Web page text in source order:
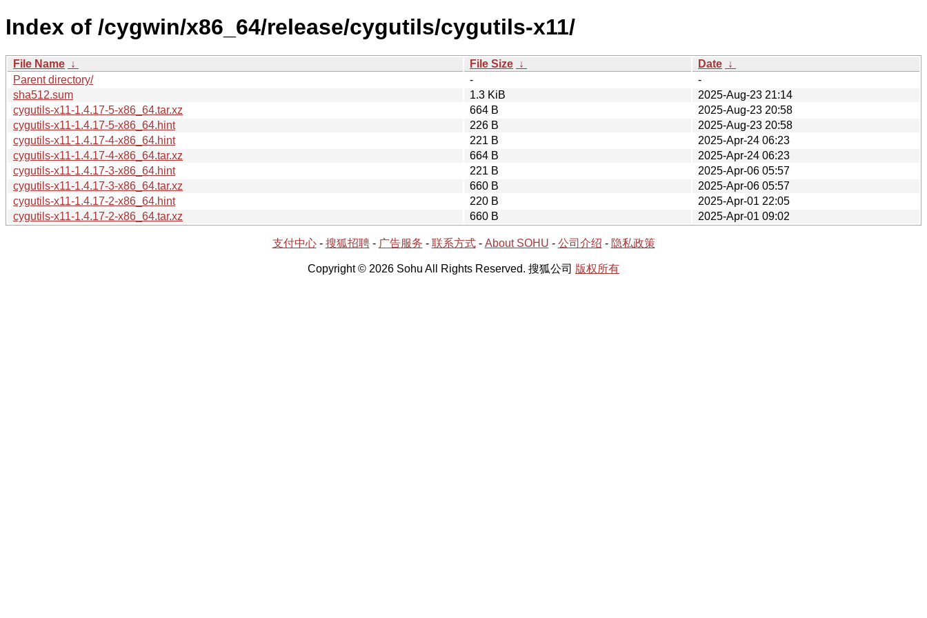
Index of /cygwin/x86_64/release/cygutils/cygutils-x11/
File Name ↓ File Size ↓ Date ↓
Parent directory/
-
-
sha512.sum
1.3 KiB
2025-Aug-23 21:14
cygutils-x11-1.4.17-5-x86_64.tar.xz
664 B
2025-Aug-23 20:58
cygutils-x11-1.4.17-5-x86_64.hint
226 B
2025-Aug-23 20:58
cygutils-x11-1.4.17-4-x86_64.hint
221 B
2025-Apr-24 06:23
cygutils-x11-1.4.17-4-x86_64.tar.xz
664 B
2025-Apr-24 06:23
cygutils-x11-1.4.17-3-x86_64.hint
221 B
2025-Apr-06 05:57
cygutils-x11-1.4.17-3-x86_64.tar.xz
660 B
2025-Apr-06 05:57
cygutils-x11-1.4.17-2-x86_64.hint
220 B
2025-Apr-01 22:05
cygutils-x11-1.4.17-2-x86_64.tar.xz
660 B 2025-Apr-01 09:02
支付中心- 搜狐招聘- 广告服务 - 联系方式- About SOHU - 公司介绍 - 隐私政策
Copyright © 2026 Sohu All Rights Reserved. 搜狐公司 版权所有